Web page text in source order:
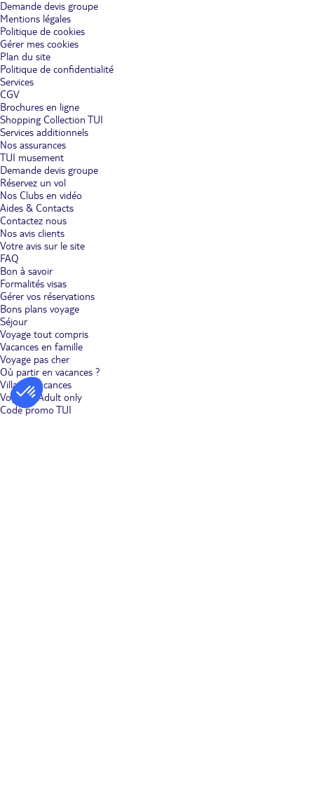
Demande devis groupe
Mentions légales
Politique de cookies
Gérer mes cookies
Plan du site
Politique de confidentialité
Services
CGV
Brochures en ligne
Shopping Collection TUI
Services additionnels
Nos assurances
TUI musement
Demande devis groupe
Réservez un vol
Nos Clubs en vidéo
Aides & Contacts
Contactez nous
Nos avis clients
Votre avis sur le site
FAQ
Bon à savoir
Formalités visas
Gérer vos réservations
Bons plans voyage
Séjour
Voyage tout compris
Vacances en famille
Voyage pas cher
Où partir en vacances ?
Villages vacances
Voyages Adult only
Code promo TUI